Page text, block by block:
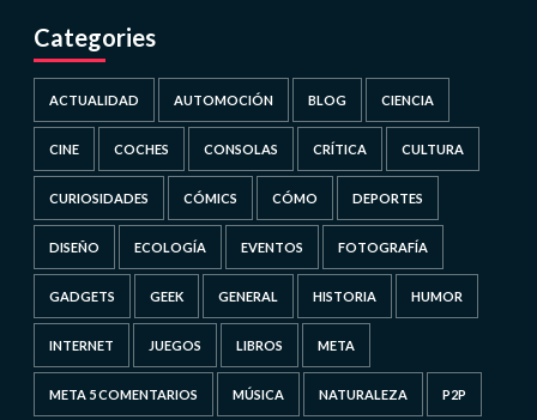
Categories
ACTUALIDAD AUTOMOCIÓN BLOG CIENCIA
CINE COCHES CONSOLAS CRÍTICA CULTURA
CURIOSIDADES CÓMICS CÓMO DEPORTES
DISEÑO ECOLOGÍA EVENTOS FOTOGRAFÍA
GADGETS GEEK GENERAL HISTORIA HUMOR
INTERNET JUEGOS LIBROS META
META 5 COMENTARIOS MÚSICA NATURALEZA P2P